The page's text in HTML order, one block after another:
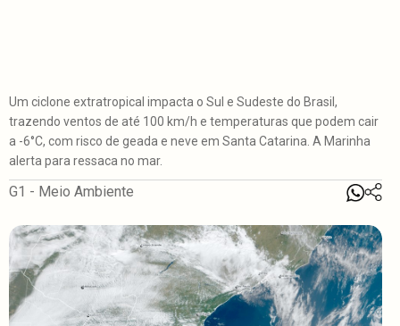
Um ciclone extratropical impacta o Sul e Sudeste do Brasil,
trazendo ventos de até 100 km/h e temperaturas que podem cair
a -6°C, com risco de geada e neve em Santa Catarina. A Marinha
alerta para ressaca no mar.
G1 - Meio Ambiente